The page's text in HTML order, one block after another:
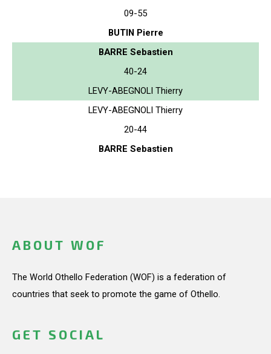
09-55
BUTIN Pierre
BARRE Sebastien
40-24
LEVY-ABEGNOLI Thierry
LEVY-ABEGNOLI Thierry
20-44
BARRE Sebastien
ABOUT WOF
The World Othello Federation (WOF) is a federation of
countries that seek to promote the game of Othello.
GET SOCIAL